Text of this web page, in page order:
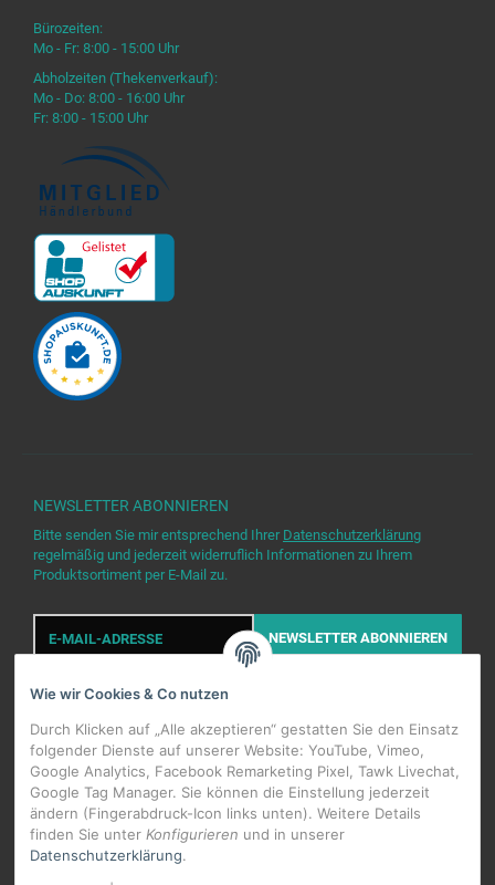
Bürozeiten:
Mo - Fr: 8:00 - 15:00 Uhr
Abholzeiten (Thekenverkauf):
Mo - Do: 8:00 - 16:00 Uhr
Fr: 8:00 - 15:00 Uhr
NEWSLETTER ABONNIEREN
Bitte senden Sie mir entsprechend Ihrer Datenschutzerklärung
regelmäßig und jederzeit widerruflich Informationen zu Ihrem
Produktsortiment per E-Mail zu.
E-
Mail-
Adresse
NEWSLETTER ABONNIEREN
WIDERRUFSBUTTON
Alle Preise inkl. gesetzlicher USt., zzgl.
Wie wir Cookies & Co nutzen
Durch Klicken auf „Alle akzeptieren“ gestatten Sie den Einsatz
folgender Dienste auf unserer Website: YouTube, Vimeo,
Google Analytics, Facebook Remarketing Pixel, Tawk Livechat,
Google Tag Manager. Sie können die Einstellung jederzeit
ändern (Fingerabdruck-Icon links unten). Weitere Details
finden Sie unter Konfigurieren und in unserer
Datenschutzerklärung.